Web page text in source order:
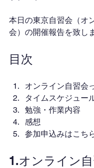
本日の東京自習会（オ
会）の開催報告を致し
目次
オンライン自習会
タイムスケジュー
勉強・作業内容
感想
参加申込みはこち
1.オンライン